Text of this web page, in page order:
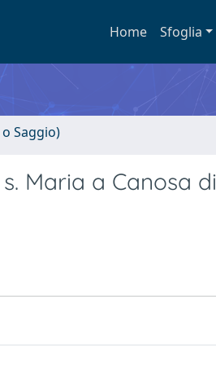
Home Sfoglia
Saggio)
Maria a Canosa di